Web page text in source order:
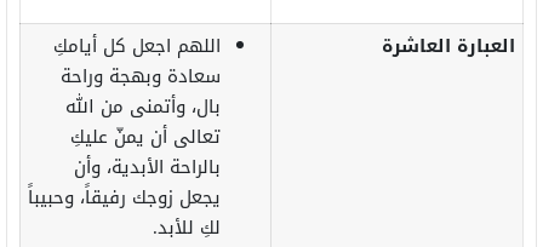
العبارة العاشرة
اللهم اجعل كل أيامكِ
سعادة وبهجة وراحة
بال، وأتمنى من الله
تعالى أن يمنّ عليكِ
بالراحة الأبدية، وأن
يجعل زوجك رفيقاً، وحبيباً
لكِ للأبد.